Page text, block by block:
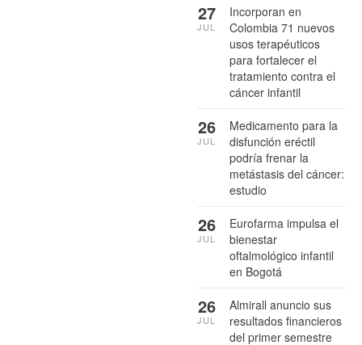
Incorporan en
Colombia 71 nuevos
usos terapéuticos
para fortalecer el
tratamiento contra el
cáncer infantil
27
JUL
Medicamento para la
disfunción eréctil
podría frenar la
metástasis del cáncer:
estudio
26
JUL
Eurofarma impulsa el
bienestar
oftalmológico infantil
en Bogotá
26
JUL
Almirall anuncio sus
resultados financieros
del primer semestre
26
JUL